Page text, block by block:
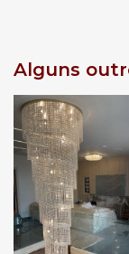
Alguns